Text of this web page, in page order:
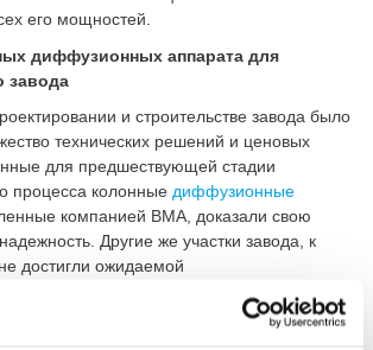
его мощностей.
диффузионных аппарата для
завода
и строительстве завода было
технических решений и ценовых
для предшествующей стадии
процесса колонные диффузионные
компанией BMA, доказали свою
Другие же участки завода, к
достигли ожидаемой
BMA для повышения